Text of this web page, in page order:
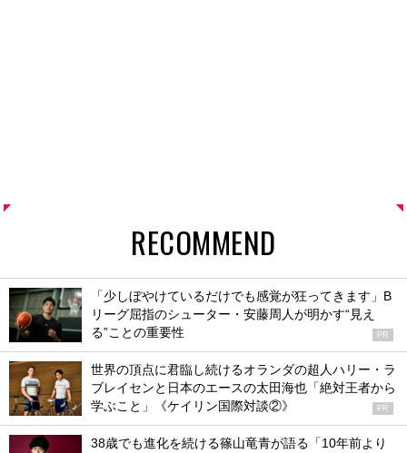
RECOMMEND
「少しぼやけているだけでも感覚が狂ってきます」B
リーグ屈指のシューター・安藤周人が明かす“見え
る”ことの重要性
PR
世界の頂点に君臨し続けるオランダの超人ハリー・ラ
ブレイセンと日本のエースの太田海也「絶対王者から
学ぶこと」《ケイリン国際対談②》
PR
38歳でも進化を続ける篠山竜青が語る「10年前より